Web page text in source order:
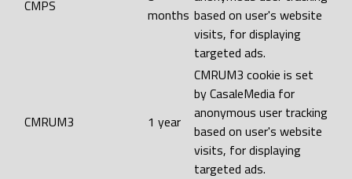
CMPS
months based on user's website
visits, for displaying
targeted ads.
CMRUM3 1 year
CMRUM3 cookie is set
by CasaleMedia for
anonymous user tracking
based on user's website
visits, for displaying
targeted ads.